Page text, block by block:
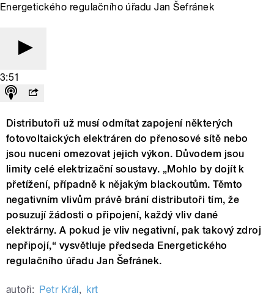
Energetického regulačního úřadu Jan Šefránek
3:51
Distributoři už musí odmítat zapojení některých
fotovoltaických elektráren do přenosové sítě nebo
jsou nuceni omezovat jejich výkon. Důvodem jsou
limity celé elektrizační soustavy. „Mohlo by dojít k
přetížení, případně k nějakým blackoutům. Těmto
negativním vlivům právě brání distributoři tím, že
posuzují žádosti o připojení, každý vliv dané
elektrárny. A pokud je vliv negativní, pak takový zdroj
nepřipojí,“ vysvětluje předseda Energetického
regulačního úřadu Jan Šefránek.
autoři: Petr Král, krt